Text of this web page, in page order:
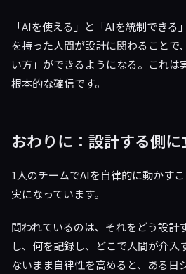
「AIを使える」と「AIを統制できる
を持った人間が設計に関わることで
い方」ができるようになる。これは
根本的な確信です。
おわりに：設計する側に
1人のチームでAIを自律的に動かす
実になっています。
問われているのは、それをどう設計
し、何を記録し、どこで人間が介入
ないまま自律性を高めると、ある日